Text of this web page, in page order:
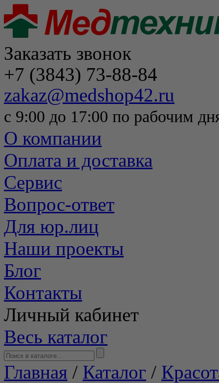
Заказать звонок
+7 (3843) 73-88-84
zakaz@medshop42.ru
с 9:00 до 17:00 по рабочим
О компании
Оплата и доставка
Сервис
Вопрос-ответ
Для юр.лиц
Наши проекты
Блог
Контакты
Личный кабинет
Весь каталог
Главная / Каталог /